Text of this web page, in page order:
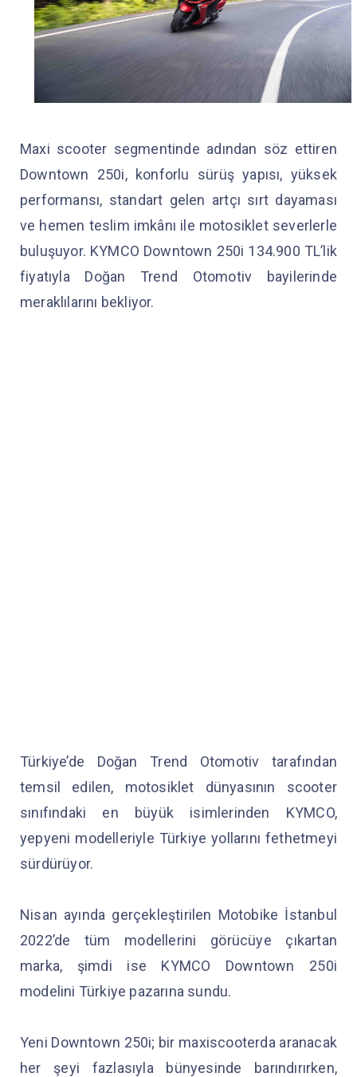
Maxi scooter segmentinde adından söz ettiren
Downtown 250i, konforlu sürüş yapısı, yüksek
performansı, standart gelen artçı sırt dayaması
ve hemen teslim imkânı ile motosiklet severlerle
buluşuyor. KYMCO Downtown 250i 134.900 TL’lik
fiyatıyla Doğan Trend Otomotiv bayilerinde
meraklılarını bekliyor.
Türkiye’de Doğan Trend Otomotiv tarafından
temsil edilen, motosiklet dünyasının scooter
sınıfındaki en büyük isimlerinden KYMCO,
yepyeni modelleriyle Türkiye yollarını fethetmeyi
sürdürüyor.
Nisan ayında gerçekleştirilen Motobike İstanbul
2022’de tüm modellerini görücüye çıkartan
marka, şimdi ise KYMCO Downtown 250i
modelini Türkiye pazarına sundu.
Yeni Downtown 250i; bir maxiscooterda aranacak
her şeyi fazlasıyla bünyesinde barındırırken,